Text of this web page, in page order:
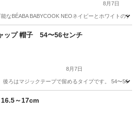
8月7日
なBÉABA BABYCOOK NEOネイビーとホワイトの
ベビー用品
ップ 帽子 54〜56センチ
8月7日
後ろはマジックテープで留めるタイプです。 54〜56セ
～17cm